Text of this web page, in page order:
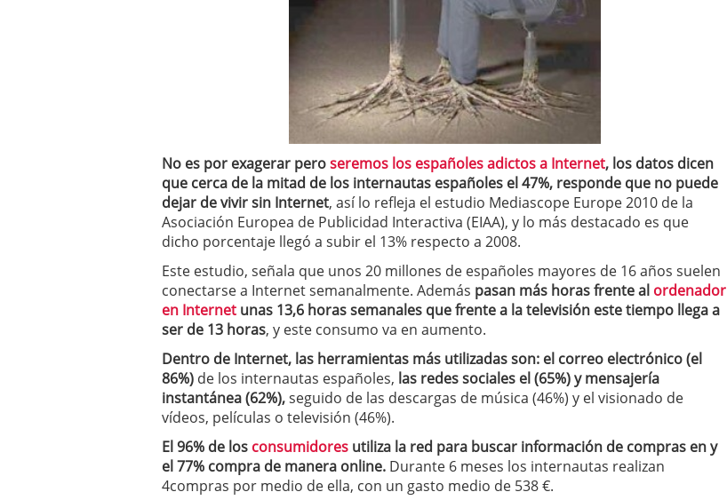
a los costes
21 de noviembre de 2025
¿Cuánto cuesta un software punto de venta?
3 de octubre de 2025
No es por exagerar peroseremos los españoles adictos a Internet, los datos dicen
que cerca de la mitad de los internautas españoles el 47%, responde que no puede
dejar de vivir sin Internet, así lo refleja el estudio Mediascope Europe 2010 de la
Asociación Europea de Publicidad Interactiva (EIAA), y lo más destacado es que
dicho porcentaje llegó a subir el 13% respecto a 2008.
Este estudio, señala que unos 20 millones de españoles mayores de 16 años suelen
conectarse a Internet semanalmente. Además pasan más horas frente al ordenador
en Internet unas 13,6 horas semanales que frente a la televisión este tiempo llega a
ser de 13 horas, y este consumo va en aumento.
Dentro de Internet, las herramientas más utilizadas son: el correo electrónico (el
86%) de los internautas españoles, las redes sociales el (65%) y mensajería
instantánea (62%),seguido de las descargas de música (46%) y el visionado de
vídeos, películas o televisión (46%).
El 96% de los consumidores utiliza la red para buscar información de compras en y
el 77% compra de manera online. Durante 6 meses los internautas realizan
4compras por medio de ella, con un gasto medio de 538 €.